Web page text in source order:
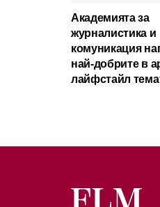
Академията за
журналистика и
комуникация
най-добрите в
лайфстайл